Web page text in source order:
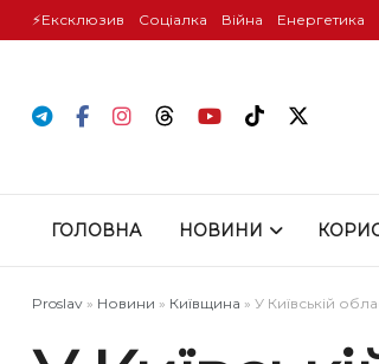
⚡️Ексклюзив Соціалка Війна Енергетика
ГОЛОВНА НОВИНИ
Proslav » Новини » Київщина » У Київській